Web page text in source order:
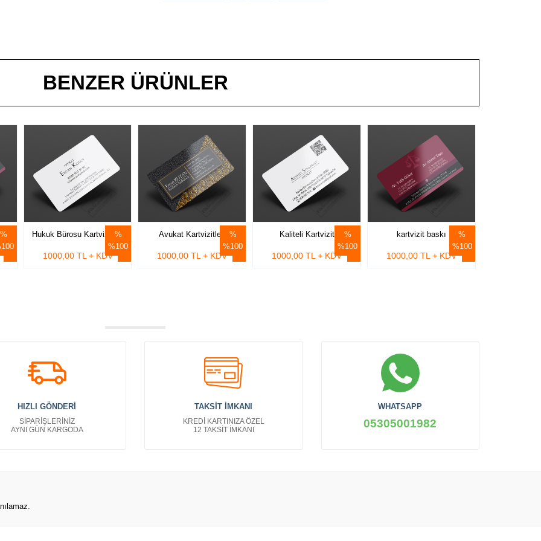
BENZER ÜRÜNLER
%100
Hukuk Bürosu Kartvizitleri
1000,00 TL + KDV
%100
Avukat Kartvizitleri
1000,00 TL + KDV
%100
Kaliteli Kartvizit
1000,00 TL + KDV
%100
kartvizit baskı
1000,00 TL + KDV
HIZLI GÖNDERİ
SİPARİŞLERİNİZ
AYNI GÜN KARGODA
TAKSİT İMKANI
KREDİ KARTINIZA ÖZEL
12 TAKSİT İMKANI
WHATSAPP
05305001982